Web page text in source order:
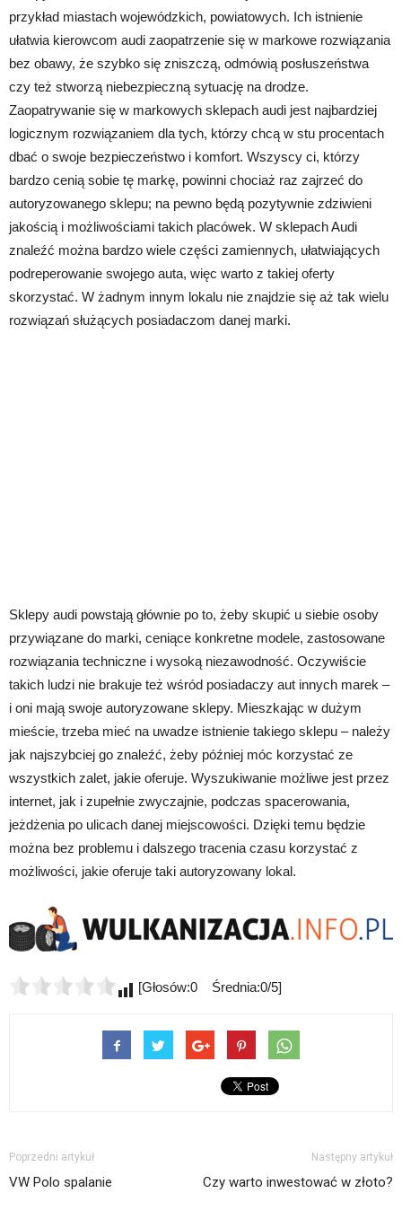
przykład miastach wojewódzkich, powiatowych. Ich istnienie
ułatwia kierowcom audi zaopatrzenie się w markowe rozwiązania
bez obawy, że szybko się zniszczą, odmówią posłuszeństwa
czy też stworzą niebezpieczną sytuację na drodze.
Zaopatrywanie się w markowych sklepach audi jest najbardziej
logicznym rozwiązaniem dla tych, którzy chcą w stu procentach
dbać o swoje bezpieczeństwo i komfort. Wszyscy ci, którzy
bardzo cenią sobie tę markę, powinni chociaż raz zajrzeć do
autoryzowanego sklepu; na pewno będą pozytywnie zdziwieni
jakością i możliwościami takich placówek. W sklepach Audi
znaleźć można bardzo wiele części zamiennych, ułatwiających
podreperowanie swojego auta, więc warto z takiej oferty
skorzystać. W żadnym innym lokalu nie znajdzie się aż tak wielu
rozwiązań służących posiadaczom danej marki.
Sklepy audi powstają głównie po to, żeby skupić u siebie osoby
przywiązane do marki, ceniące konkretne modele, zastosowane
rozwiązania techniczne i wysoką niezawodność. Oczywiście
takich ludzi nie brakuje też wśród posiadaczy aut innych marek –
i oni mają swoje autoryzowane sklepy. Mieszkając w dużym
mieście, trzeba mieć na uwadze istnienie takiego sklepu – należy
jak najszybciej go znaleźć, żeby później móc korzystać ze
wszystkich zalet, jakie oferuje. Wyszukiwanie możliwe jest przez
internet, jak i zupełnie zwyczajnie, podczas spacerowania,
jeżdżenia po ulicach danej miejscowości. Dzięki temu będzie
można bez problemu i dalszego tracenia czasu korzystać z
możliwości, jakie oferuje taki autoryzowany lokal.
[Głosów:0 Średnia:0/5]
Poprzedni artykuł
VW Polo spalanie
Następny artykuł
Czy warto inwestować w złoto?